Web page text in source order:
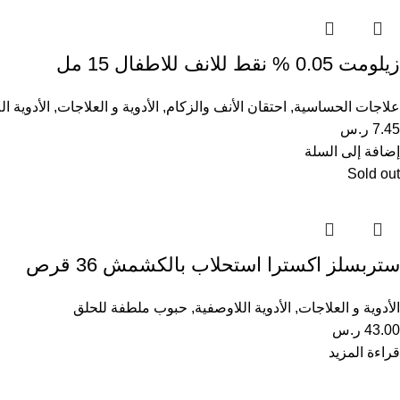
زيلومت 0.05 % نقط للانف للاطفال 15 مل
علاجات الحساسية, احتقان الأنف والزكام, الأدوية و العلاجات, الأدوية
7.45 ر.س
إضافة إلى السلة
Sold out
ستربسلز اكسترا استحلاب بالكشمش 36 قرص
الأدوية و العلاجات, الأدوية اللاوصفية, حبوب ملطفة للحلق
43.00 ر.س
قراءة المزيد